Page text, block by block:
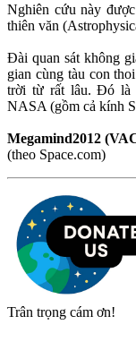
Nghiên cứu này
thiên văn
Đài quan sát không
gian cùng tàu con
trời từ rất lâu. Đó là
NASA (gồm cả kính
Megamind2012
(theo Space.com)
Trân trọng cám ơn!